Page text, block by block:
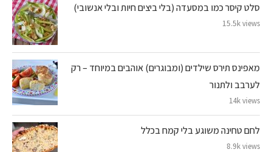
סלט קיסר כמו במסעדה (בלי ביצים חיות ובלי אנשובי)
15.5k views
מאפינס תירס שילדים (ומבוגרים) אוהבים במיוחד – רק
לערבב ולתנור
14k views
לחם טחינה משוגע בלי קמח בכלל
8.9k views